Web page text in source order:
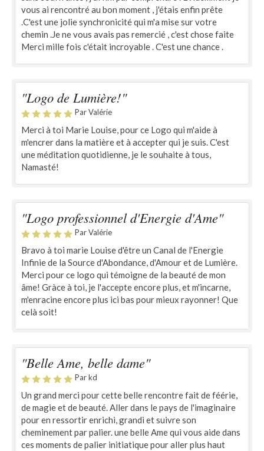
vous ai rencontré au bon moment , j'étais enfin prête
.C'est une jolie synchronicité qui m'a mise sur votre
chemin .Je ne vous avais pas remercié , c'est chose faite
Merci mille fois c'était incroyable . C'est une chance .
"Logo de Lumière!"
Par Valérie
Merci à toi Marie Louise, pour ce Logo qui m'aide à
m'encrer dans la matière et à accepter qui je suis. C'est
une méditation quotidienne, je le souhaite à tous,
Namasté!
"Logo professionnel d'Energie d'Ame"
Par Valérie
Bravo à toi marie Louise d'être un Canal de l'Energie
Infinie de la Source d'Abondance, d'Amour et de Lumière.
Merci pour ce logo qui témoigne de la beauté de mon
âme! Gràce à toi, je l'accepte encore plus, et m'incarne,
m'enracine encore plus ici bas pour mieux rayonner! Que
celà soit!
"Belle Ame, belle dame"
Par kd
Un grand merci pour cette belle rencontre fait de féérie,
de magie et de beauté. Aller dans le pays de l'imaginaire
pour en ressortir enrichi, grandi et suivre son
cheminement par palier. une belle Ame qui vous aide dans
ces moments de palier initiatique pour aller plus haut